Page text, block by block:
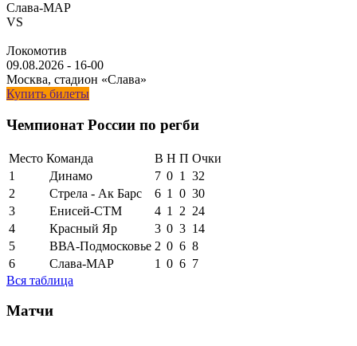
Слава-МАР
VS
Локомотив
09.08.2026 - 16-00
Москва, стадион «Слава»
Купить билеты
Чемпионат России по регби
Место Команда В Н П Очки
1
Динамо 7 0 1
32
2
Стрела - Ак Барс 6 1 0 30
3
Енисей-СТМ 4 1 2 24
4
Красный Яр 3 0 3 14
5
ВВА-Подмосковье 2 0 6 8
6
Слава-МАР 1 0 6 7
Вся таблица
Матчи